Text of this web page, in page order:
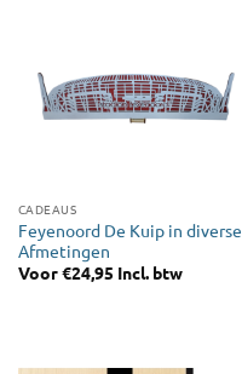
CADEAUS
Feyenoord De Kuip in diverse
Afmetingen
Voor€24,95 Incl. btw